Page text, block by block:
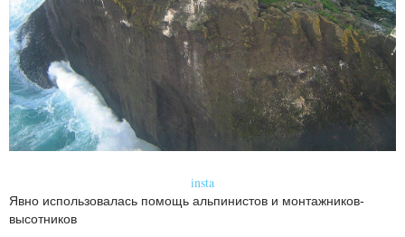
insta
Явно использовалась помощь альпинистов и монтажников-
высотников